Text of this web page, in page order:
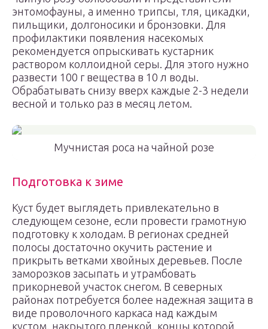
энтомофауны, а именно трипсы, тля, цикадки,
пильщики, долгоносики и бронзовки. Для
профилактики появления насекомых
рекомендуется опрыскивать кустарник
раствором коллоидной серы. Для этого нужно
развести 100 г вещества в 10 л воды.
Обрабатывать снизу вверх каждые 2-3 недели
весной и только раз в месяц летом.
Мучнистая роса на чайной розе
Подготовка к зиме
Куст будет выглядеть привлекательно в
следующем сезоне, если провести грамотную
подготовку к холодам. В регионах средней
полосы достаточно окучить растение и
прикрыть ветками хвойных деревьев. После
заморозков засыпать и утрамбовать
прикорневой участок снегом. В северных
районах потребуется более надежная защита в
виде проволочного каркаса над каждым
кустом, накрытого пленкой, концы которой